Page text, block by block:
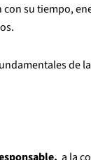
su tiempo,
de